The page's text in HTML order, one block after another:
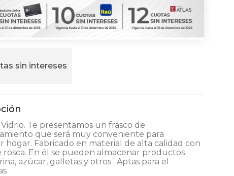
sin intereses
Te presentamos un frasco de
que será muy conveniente para
hogar. Fabricado en material de alta calidad con
rosca. En él se pueden almacenar productos
azúcar, galletas y otros . Aptas para el